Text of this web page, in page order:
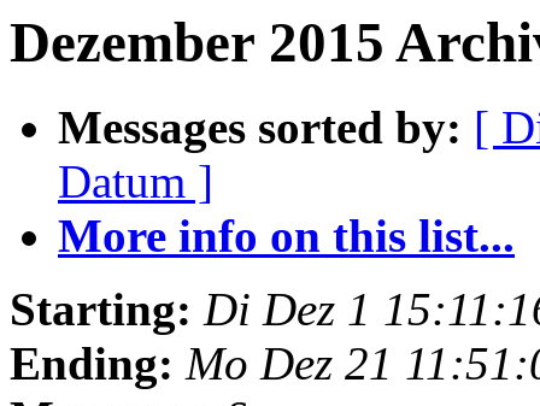
Dezember 2015
Messages sorted by: [
Datum ]
More info on this list...
Starting: Di Dez 1
Ending: Mo Dez 21